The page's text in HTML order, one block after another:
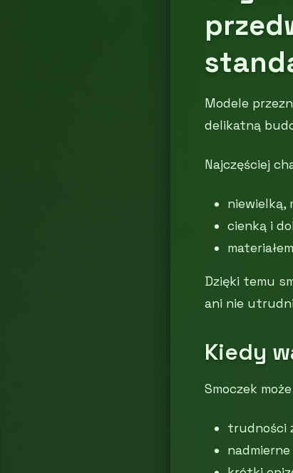
Modele
delikatną
Najczęściej
niewielką,
cienką i
Dzięki temu
ani nie
Kiedy
Smoczek
trudności